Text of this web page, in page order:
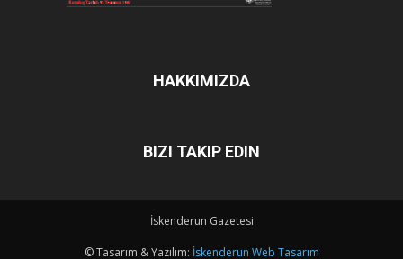
HAKKIMIZDA
BIZI TAKIP EDIN
İskenderun Gazetesi
© Tasarım & Yazılım: İskenderun Web Tasarım